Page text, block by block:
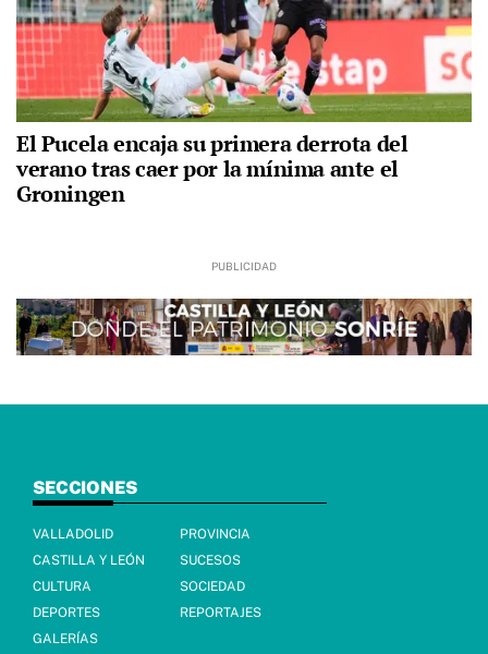
El Pucela encaja su primera derrota del
verano tras caer por la mínima ante el
Groningen
SECCIONES
VALLADOLID
PROVINCIA
CASTILLA Y LEÓN
SUCESOS
CULTURA
SOCIEDAD
DEPORTES
REPORTAJES
GALERÍAS